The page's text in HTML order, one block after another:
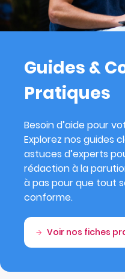
Guides &
Pratiques
Besoin d’aide pour
Explorez nos guides
astuces d’experts
rédaction à la
à pas pour que tout
conforme.
Voir nos fiches